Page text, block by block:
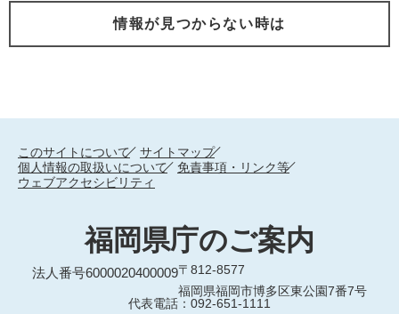
情報が見つからない時は
このサイトについて
サイトマップ
個人情報の取扱いについて
免責事項・リンク等
ウェブアクセシビリティ
福岡県庁のご案内
法人番号6000020400009〒812-8577
福岡県福岡市博多区東公園7番7号
代表電話：092-651-1111